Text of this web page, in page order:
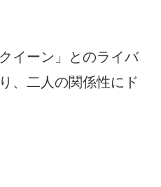
イーン」とのライバ
、二人の関係性にド